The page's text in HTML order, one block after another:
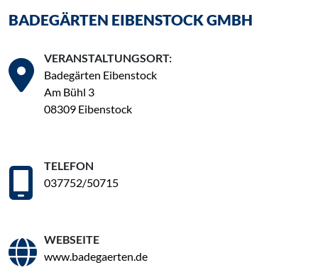
BADEGÄRTEN EIBENSTOCK GMBH
VERANSTALTUNGSORT:
Badegärten Eibenstock
Am Bühl 3
08309 Eibenstock
TELEFON
037752/50715
WEBSEITE
www.badegaerten.de